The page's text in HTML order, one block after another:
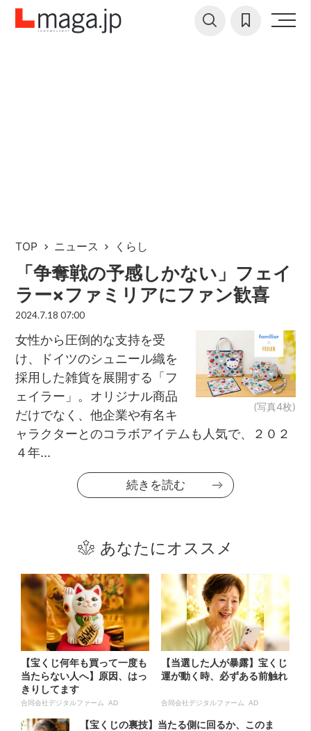
TOP ニュース くらし
「争奪戦の予感しかない」フェイ
ラー×ファミリアにファン歓喜
2024.7.18 07:00
(写真4枚)
女性から圧倒的な支持を受
け、ドイツのシュニール織を
採用した雑貨を展開する「フ
ェイラー」。オリジナル商品
だけでなく、他企業や有名キ
ャラクターとのコラボアイテムも人気で、２０２
４年...
続きを読む
あなたにオススメ
【宝くじ何年も買って一度も
当たらない人へ】原因、はっ
きりしてます
合同会社デジタルファーム AD
【当選した人が暴露】宝くじ
運が動く時、必ずある前触れ
合同会社デジタルファーム AD
【宝くじの裏技】当たる側に回るか、このま